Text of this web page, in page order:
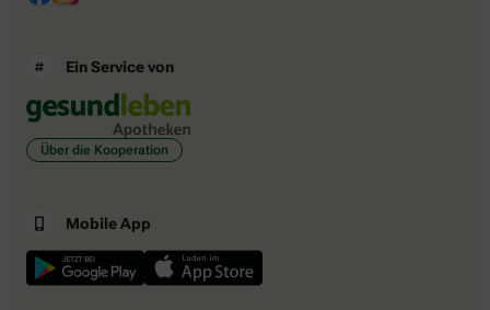
Ein Service von
Über die Kooperation
Mobile App